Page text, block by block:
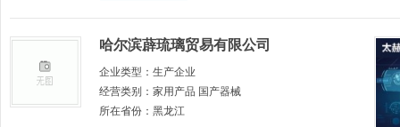
哈尔滨薜琉璃贸易有限公司
企业类型： 生产企业
经营类别： 家用产品 国产器械
所在省份： 黑龙江